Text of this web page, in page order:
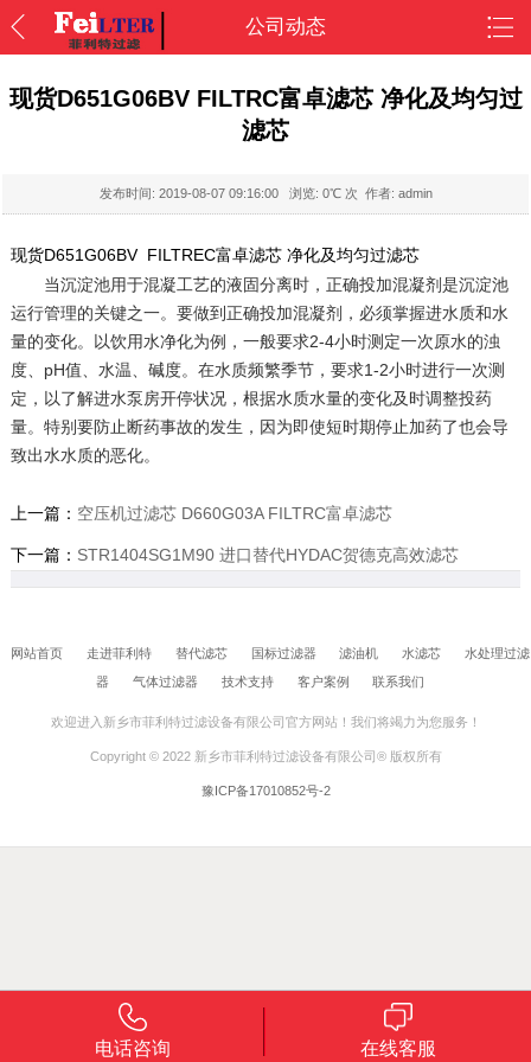
公司动态
现货D651G06BV FILTRC富卓滤芯 净化及均匀过
滤芯
发布时间: 2019-08-07 09:16:00浏览: 0℃ 次 作者: admin
现货D651G06BV FILTREC富卓滤芯 净化及均匀过滤芯
当沉淀池用于混凝工艺的液固分离时，正确投加混凝剂是沉淀池
运行管理的关键之一。要做到正确投加混凝剂，必须掌握进水质和水
量的变化。以饮用水净化为例，一般要求2-4小时测定一次原水的浊
度、pH值、水温、碱度。在水质频繁季节，要求1-2小时进行一次测
定，以了解进水泵房开停状况，根据水质水量的变化及时调整投药
量。特别要防止断药事故的发生，因为即使短时期停止加药了也会导
致出水水质的恶化。
上一篇： 空压机过滤芯 D660G03A FILTRC富卓滤芯
下一篇： STR1404SG1M90 进口替代HYDAC贺德克高效滤芯
网站首页 走进菲利特 替代滤芯 国标过滤器 滤油机 水滤芯
水处理过滤
器
气体过滤器 技术支持 客户案例 联系我们
欢迎进入新乡市菲利特过滤设备有限公司官方网站！我们将竭力为您服务！
Copyright © 2022 新乡市菲利特过滤设备有限公司® 版权所有
豫ICP备17010852号-2
电话咨询 在线客服